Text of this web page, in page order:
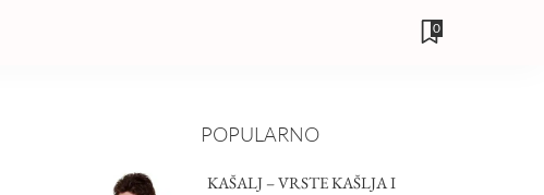
0
POPULARNO
KAŠALJ – VRSTE KAŠLJA I